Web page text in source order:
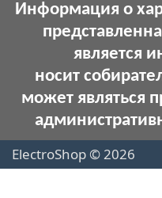
Информация о
является
носит
может являться
ElectroShop © 2026